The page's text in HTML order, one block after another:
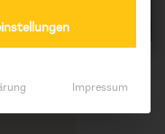
Human Help Network e.V., Mainz
Human Help Network e.V., Mainz
Human Help Network e.V., Mainz
Human Help Network e.V., Mainz
Human Help Network e.V., Mainz
Impressum